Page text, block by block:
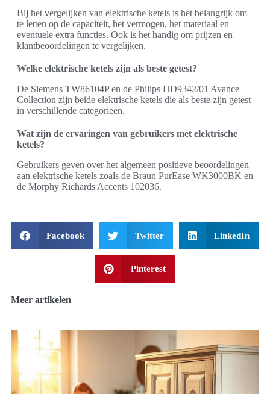
Bij het vergelijken van elektrische ketels is het belangrijk om
te letten op de capaciteit, het vermogen, het materiaal en
eventuele extra functies. Ook is het handig om prijzen en
klantbeoordelingen te vergelijken.
Welke elektrische ketels zijn als beste getest?
De Siemens TW86104P en de Philips HD9342/01 Avance
Collection zijn beide elektrische ketels die als beste zijn getest
in verschillende categorieën.
Wat zijn de ervaringen van gebruikers met elektrische
ketels?
Gebruikers geven over het algemeen positieve beoordelingen
aan elektrische ketels zoals de Braun PurEase WK3000BK en
de Morphy Richards Accents 102036.
Facebook Twitter LinkedIn
Pinterest
Meer artikelen